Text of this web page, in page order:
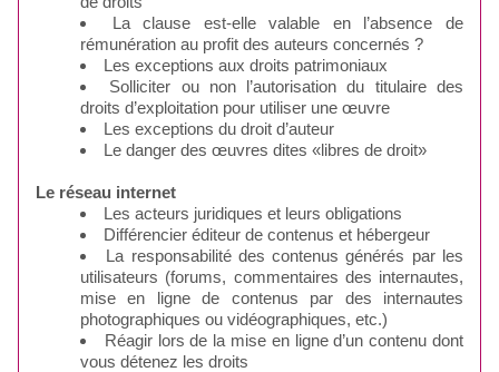
La clause est-elle valable en l’absence de
rémunération au profit des auteurs concernés ?
Les exceptions aux droits patrimoniaux
Solliciter ou non l’autorisation du titulaire des
droits d’exploitation pour utiliser une œuvre
Les exceptions du droit d’auteur
Le danger des œuvres dites «libres de droit»
Le réseau internet
Les acteurs juridiques et leurs obligations
Différencier éditeur de contenus et hébergeur
La responsabilité des contenus générés par les
utilisateurs (forums, commentaires des internautes,
mise en ligne de contenus par des internautes
photographiques ou vidéographiques, etc.)
Réagir lors de la mise en ligne d’un contenu dont
vous détenez les droits